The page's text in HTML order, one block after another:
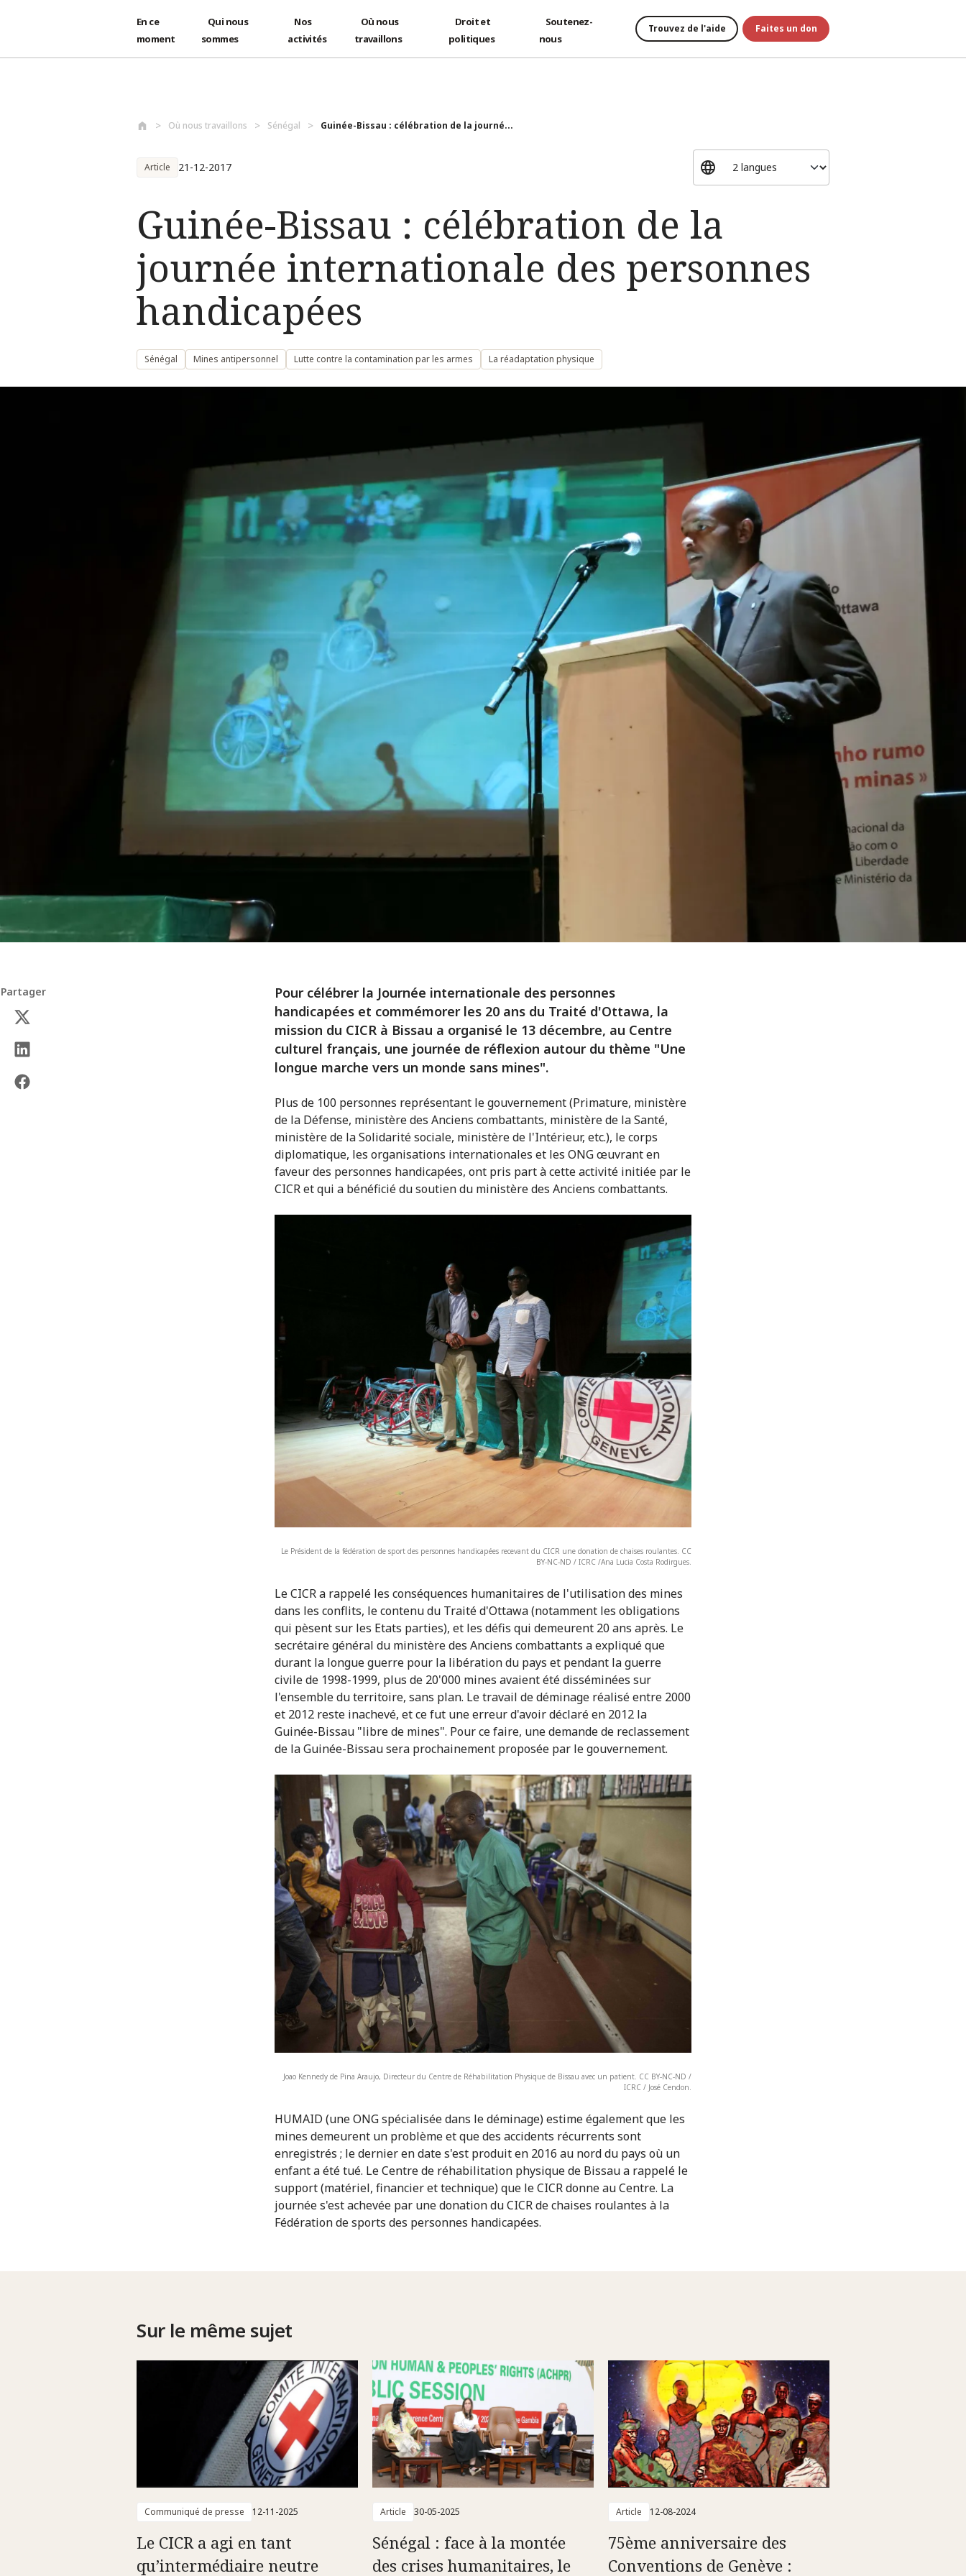
En ce
moment
Qui nous
sommes
Nos
activités
Où nous
travaillons
Droit et
politiques
Soutenez-
nous
Trouvez de l'aide Faites un don
Où nous travaillons Sénégal Guinée-Bissau : célébration de la journé...
Article 21-12-2017
Guinée-Bissau : célébration de la
journée internationale des personnes
handicapées
Sénégal Mines antipersonnel Lutte contre la contamination par les armes La réadaptation physique
Partager
Pour célébrer la Journée internationale des personnes
handicapées et commémorer les 20 ans du Traité d'Ottawa, la
mission du CICR à Bissau a organisé le 13 décembre, au Centre
culturel français, une journée de réflexion autour du thème "Une
longue marche vers un monde sans mines".
Plus de 100 personnes représentant le gouvernement (Primature, ministère
de la Défense, ministère des Anciens combattants, ministère de la Santé,
ministère de la Solidarité sociale, ministère de l'Intérieur, etc.), le corps
diplomatique, les organisations internationales et les ONG œuvrant en
faveur des personnes handicapées, ont pris part à cette activité initiée par le
CICR et qui a bénéficié du soutien du ministère des Anciens combattants.
Le Président de la fédération de sport des personnes handicapées recevant du CICR une donation de chaises roulantes. CC
BY-NC-ND / ICRC /Ana Lucia Costa Rodirgues.
Le CICR a rappelé les conséquences humanitaires de l'utilisation des mines
dans les conflits, le contenu du Traité d'Ottawa (notamment les obligations
qui pèsent sur les Etats parties), et les défis qui demeurent 20 ans après. Le
secrétaire général du ministère des Anciens combattants a expliqué que
durant la longue guerre pour la libération du pays et pendant la guerre
civile de 1998-1999, plus de 20'000 mines avaient été disséminées sur
l'ensemble du territoire, sans plan. Le travail de déminage réalisé entre 2000
et 2012 reste inachevé, et ce fut une erreur d'avoir déclaré en 2012 la
Guinée-Bissau "libre de mines". Pour ce faire, une demande de reclassement
de la Guinée-Bissau sera prochainement proposée par le gouvernement.
Joao Kennedy de Pina Araujo, Directeur du Centre de Réhabilitation Physique de Bissau avec un patient. CC BY-NC-ND /
ICRC / José Cendon.
HUMAID (une ONG spécialisée dans le déminage) estime également que les
mines demeurent un problème et que des accidents récurrents sont
enregistrés ; le dernier en date s'est produit en 2016 au nord du pays où un
enfant a été tué. Le Centre de réhabilitation physique de Bissau a rappelé le
support (matériel, financier et technique) que le CICR donne au Centre. La
journée s'est achevée par une donation du CICR de chaises roulantes à la
Fédération de sports des personnes handicapées.
Sur le même sujet
Communiqué de presse 12-11-2025
Le CICR a agi en tant
qu’intermédiaire neutre
Article 30-05-2025
Sénégal : face à la montée
des crises humanitaires, le
Article 12-08-2024
75ème anniversaire des
Conventions de Genève :